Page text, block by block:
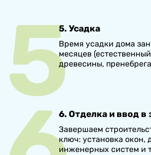
5. Усадка
Время усадки дома
месяцев
древесины,
6. Отделка и ввод в
Завершаем
ключ: установка окон,
инженерных систем и